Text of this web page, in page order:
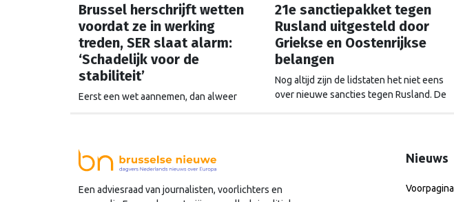
Brussel herschrijft wetten
voordat ze in werking
treden, SER slaat alarm:
‘Schadelijk voor de
stabiliteit’
Eerst een wet aannemen, dan alweer
is er mis met hoe Europa wetten maakt?
21e sanctiepakket tegen
Rusland uitgesteld door
Griekse en Oostenrijkse
belangen
Nog altijd zijn de lidstaten het niet eens
over nieuwe sancties tegen Rusland. De
Een adviesraad van journalisten, voorlichters en
Nieuws
Voorpagina